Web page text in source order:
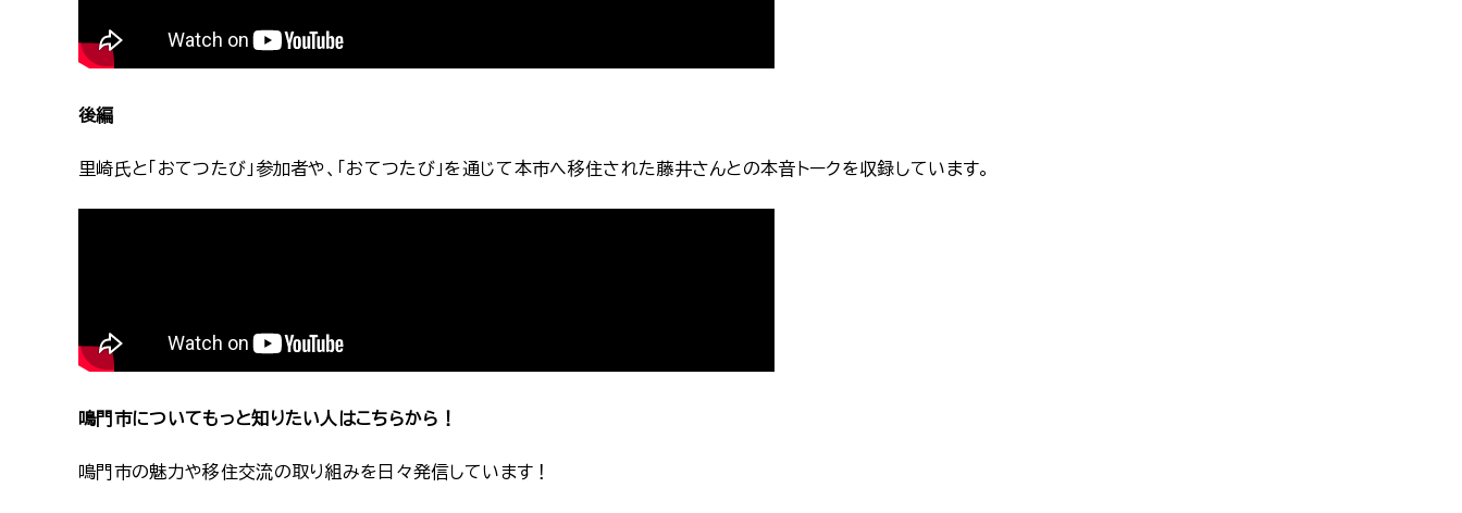
後編
里崎氏と「おてつたび」参加者や、「おてつたび」を通じて本市へ移住された藤井さんとの本音トークを収録しています。
鳴門市についてもっと知りたい人はこちらから！
鳴門市の魅力や移住交流の取り組みを日々発信しています！